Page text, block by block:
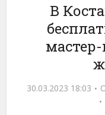
В
30.03.2023 18:03